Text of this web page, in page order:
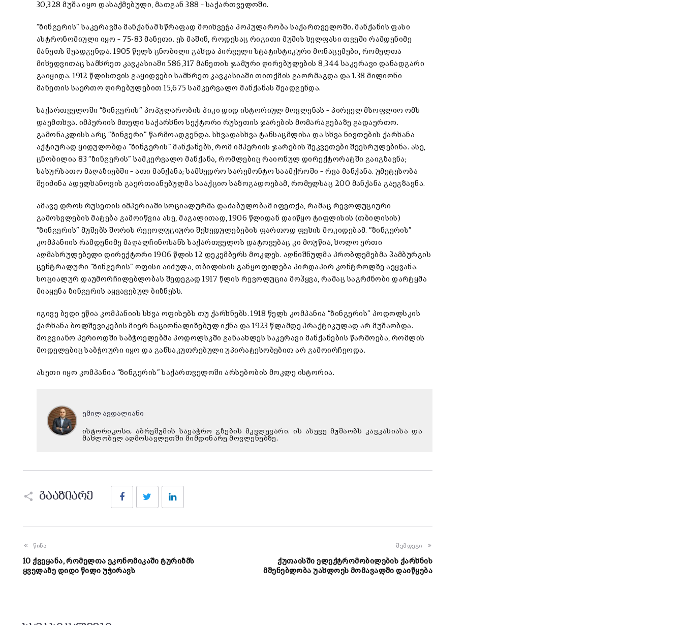
30,328 მუშა იყო დასაქმებული, მათგან 388 – საქართველოში.
“ზინგერის” საკერავმა მანქანამ სწრაფად მოიხვეჭა პოპულარობა საქართველოში. მანქანის ფასი
ასტრონომიული იყო – 75-83 მანეთი. ეს მაშინ, როდესაც რიგითი მუშის ხელფასი თვეში რამდენიმე
მანეთს შეადგენდა. 1905 წელს ცნობილი გახდა პირველი სტატისტიკური მონაცემები, რომელთა
მიხედვითაც სამხრეთ კავკასიაში 586,317 მანეთის ჯამური ღირებულების 8,344 საკერავი დანადგარი
გაიყიდა. 1912 წლისთვის გაყიდვები სამხრეთ კავკასიაში თითქმის გაორმაგდა და 1.38 მილიონი
მანეთის საერთო ღირებულებით 15,675 სამკერვალო მანქანას შეადგენდა.
საქართველოში “ზინგერის” პოპულარობის პიკი დიდ ისტორიულ მოვლენას – პირველ მსოფლიო ომს
დაემთხვა. იმპერიის მთელი საქარხნო სექტორი რუსეთის ჯარების მომარაგებაზე გადაერთო.
გამონაკლისს არც “ზინგერი” წარმოადგენდა. სხვადასხვა ტანსაცმლისა და სხვა ნივთების ქარხანა
აქტიურად ყიდულობდა “ზინგერის” მანქანებს, რომ იმპერიის ჯარების შეკვეთები შეესრულებინა. ასე,
ცნობილია 83 “ზინგერის” სამკერვალო მანქანა, რომლებიც რაიონულ დირექტორატში გაიგზავნა;
სასურსათო მაღაზიებში – ათი მანქანა; სამხედრო სარემონტო საამქროში – რვა მანქანა. უმეტესობა
შეიძინა ადელხანოვის გაერთიანებულმა სააქციო საზოგადოებამ, რომელსაც 200 მანქანა გაეგზავნა.
ამავე დროს რუსეთის იმპერიაში სოციალურმა დაძაბულობამ იფეთქა, რამაც რევოლუციური
გამოსვლების მატება გამოიწვია ასე, მაგალითად, 1906 წლიდან დაიწყო ტიფლისის (თბილისის)
“ზინგერის” მუშებს შორის რევოლუციური შეხედულებების ფართოდ ფეხის მოკიდებამ. “ზინგერის”
კომპანიის რამდენიმე მაღალჩინოსანს საქართველოს დატოვებაც კი მოუწია, ხოლო ერთი
აღმასრულებელი დირექტორი 1906 წლის 12 დეკემბერს მოკლეს. აღნიშნულმა პრობლემებმა ჰამბურგის
ცენტრალური “ზინგერის” ოფისი აიძულა, თბილისის განყოფილება პირდაპირ კონტროლზე აეყვანა.
სოციალურ დაუმორჩილებლობას შედეგად 1917 წლის რევოლუცია მოჰყვა, რამაც საგრძნობი დარტყმა
მიაყენა ზინგერის აყვავებულ ბიზნესს.
იგივე ბედი ეწია კომპანიის სხვა ოფისებს თუ ქარხნებს. 1918 წელს კომპანია “ზინგერის” პოდოლსკის
ქარხანა ბოლშევიკების მიერ ნაციონალიზებულ იქნა და 1923 წლამდე პრაქტიკულად არ მუშაობდა.
მოგვიანო პერიოდში საბჭოელებმა პოდოლსკში განაახლეს საკერავი მანქანების წარმოება, რომლის
მოდელებიც საბჭოური იყო და განსაკუთრებული უპირატესობებით არ გამოირჩეოდა.
ასეთი იყო კომპანია “ზინგერის” საქართველოში არსებობის მოკლე ისტორია.
ემილ ავდალიანი
ისტორიკოსი, აბრეშუმის სავაჭრო გზების მკვლევარი. ის ასევე მუშაობს კავკასიასა და
მახლობელ აღმოსავლეთში მიმდინარე მოვლენებზე.
გააზიარე
FacebookTwitter
წინა
10 ქვეყანა, რომელთა ეკონომიკაში ტურიზმს
ყველაზე დიდი წილი უჭირავს
შემდეგი
ქუთაისში ელექტრომობილების ქარხნის
მშენებლობა უახლოეს მომავალში დაიწყება